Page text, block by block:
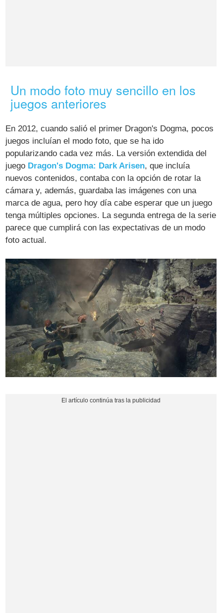
Un modo foto muy sencillo en los
juegos anteriores
En 2012, cuando salió el primer Dragon's Dogma, pocos
juegos incluían el modo foto, que se ha ido
popularizando cada vez más. La versión extendida del
juego Dragon's Dogma: Dark Arisen, que incluía
nuevos contenidos, contaba con la opción de rotar la
cámara y, además, guardaba las imágenes con una
marca de agua, pero hoy día cabe esperar que un juego
tenga múltiples opciones. La segunda entrega de la serie
parece que cumplirá con las expectativas de un modo
foto actual.